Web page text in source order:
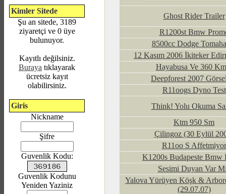
Kimler Sitede
Şu an sitede, 3189
ziyaretçi ve 0 üye
bulunuyor.
Kayıtlı değilsiniz.
Buraya tıklayarak
ücretsiz kayıt
olabilirsiniz.
Giris
Nickname
Şifre
Guvenlik Kodu:
Guvenlik Kodunu
Yeniden Yaziniz
Ghost Rider Trailer
R1200st Bmw
8500cc Dodge
12 Kasım 2006 İkiteker
Hayabusa Ve 360
Deepforest 2007
R11oogs Dyno Test
Think! Yolu Okuma
Ktm 950 Sm
Çilingoz (30 Eylül
R11oo S Affetmiyor
K1200s Budapeste Bmw
Sesimi Duyan Var
Yalova Yürüyen Köşk &
(29.07.07)